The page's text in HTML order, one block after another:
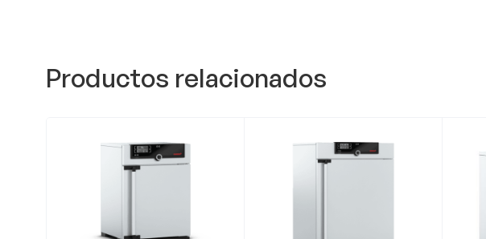
Productos relacionados